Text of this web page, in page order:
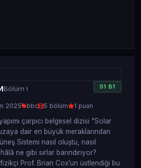
Bölüm 1 S1 B1
2025 bbc 5 bölüm 1 puan
çarpıcı belgesel dizisi "Solar
dair en büyük meraklarından
Sistemi nasıl oluştu, nasıl
ne gibi sırlar barındırıyor?
Prof. Brian Cox’un üstlendiği bu